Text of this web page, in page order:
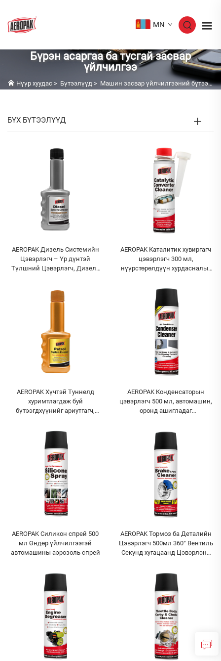
MN
Бүрэн асаргаа ба тусгай засвар
үйлчилгээ
Нүүр хуудас > Бүтээлүүд > Машин засвар үйлчилгээний бүтээгдэхүүн
БҮХ БҮТЭЭЛҮҮД
AEROPAK Дизель Системийн
Цэвэрлэгч – Үр дүнтэй
Түлшний Цэвэрлэгч, Дизель
AEROPAK Каталитик хувиргагч
цэвэрлэгч 300 мл,
нүүрстөрөлдүүн хурдасналыг
AEROPAK Хүчтэй Туннелд
хуримтлагдаж буй
бүтээгдхүүнийг ариутгагч,
системийн цэвэрлэгч, бензин
түлшний нэмэлт бүтээгдхүүн
AEROPAK Конденсаторын
цэвэрлэгч 500 мл, автомашин,
оронд ашигладаг
AEROPAK Силикон спрей 500
мл Өндөр үйлчилгээтэй
автомашины аэрозоль спрей
AEROPAK Тормоз ба Деталийн
Цэвэрлэгч 500мл 360° Вентиль
Секунд хугацаанд Цэвэрлэнэ